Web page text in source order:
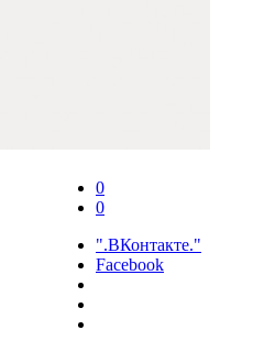
0
0
".ВКонтакте."
Facebook